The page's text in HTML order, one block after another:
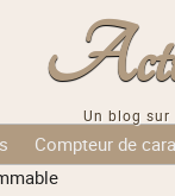
Un blog
Compteur de